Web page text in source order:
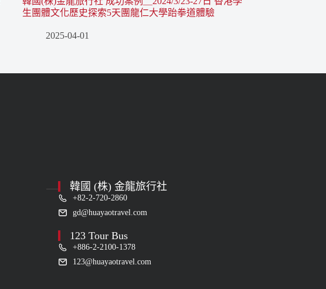
生團體文化歷史探索5天團龍仁大學跆拳道體驗
2025-04-01
韓國 (株) 金龍旅行社
+82-2-720-2860
gd@huayaotravel.com
123 Tour Bus
+886-2-2100-1378
123@huayaotravel.com